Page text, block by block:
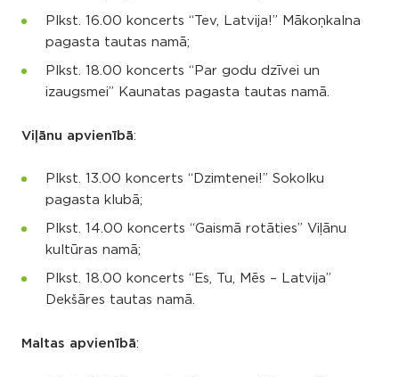
Plkst. 16.00 koncerts “Tev, Latvija!” Mākoņkalna
pagasta tautas namā;
Plkst. 18.00 koncerts “Par godu dzīvei un
izaugsmei” Kaunatas pagasta tautas namā.
Viļānu apvienībā:
Plkst. 13.00 koncerts “Dzimtenei!” Sokolku
pagasta klubā;
Plkst. 14.00 koncerts “Gaismā rotāties” Viļānu
kultūras namā;
Plkst. 18.00 koncerts “Es, Tu, Mēs – Latvija”
Dekšāres tautas namā.
Maltas apvienībā: